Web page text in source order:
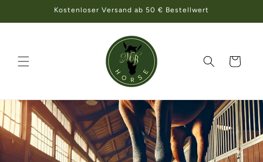
Inhalt
Kostenloser Versand ab 50 € Bestellwert
Warenkorb